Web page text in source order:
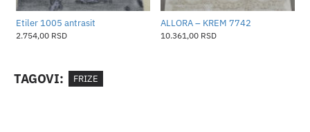
​Etiler 1005 antrasit
2.754,00 RSD
ALLORA – KREM 7742
10.361,00 RSD
TAGOVI: FRIZE